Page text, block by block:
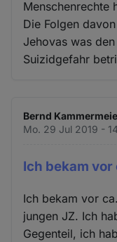
Menschenrechte
Die Folgen
Jehovas was
Suizidgefahr
Bernd
Mo. 29 Jul 2019 -
Ich bekam
Ich bekam vor
jungen JZ. Ich
Gegenteil, ich